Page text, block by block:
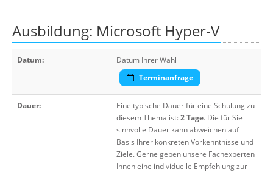
Ausbildung: Microsoft Hyper-V
Datum:
Datum Ihrer Wahl
Terminanfrage
Dauer:
Eine typische Dauer für eine Schulung zu
diesem Thema ist:2 Tage. Die für Sie
sinnvolle Dauer kann abweichen auf
Basis Ihrer konkreten Vorkenntnisse und
Ziele. Gerne geben unsere Fachexperten
Ihnen eine individuelle Empfehlung zur